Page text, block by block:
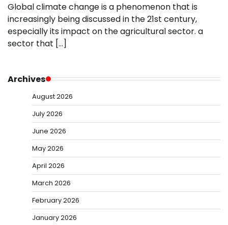
Global climate change is a phenomenon that is
increasingly being discussed in the 21st century,
especially its impact on the agricultural sector. a
sector that […]
Archives
August 2026
July 2026
June 2026
May 2026
April 2026
March 2026
February 2026
January 2026